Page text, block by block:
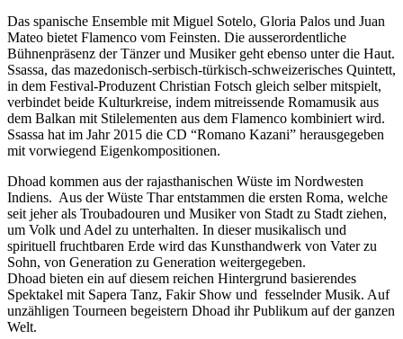
Das spanische Ensemble mit Miguel Sotelo, Gloria Palos und Juan
Mateo bietet Flamenco vom Feinsten. Die ausserordentliche
Bühnenpräsenz der Tänzer und Musiker geht ebenso unter die Haut.
Ssassa, das mazedonisch-serbisch-türkisch-schweizerisches Quintett,
in dem Festival-Produzent Christian Fotsch gleich selber mitspielt,
verbindet beide Kulturkreise, indem mitreissende Romamusik aus
dem Balkan mit Stilelementen aus dem Flamenco kombiniert wird.
Ssassa hat im Jahr 2015 die CD “Romano Kazani” herausgegeben
mit vorwiegend Eigenkompositionen.
Dhoad kommen aus der rajasthanischen Wüste im Nordwesten
Indiens. Aus der Wüste Thar entstammen die ersten Roma, welche
seit jeher als Troubadouren und Musiker von Stadt zu Stadt ziehen,
um Volk und Adel zu unterhalten. In dieser musikalisch und
spirituell fruchtbaren Erde wird das Kunsthandwerk von Vater zu
Sohn, von Generation zu Generation weitergegeben.
Dhoad bieten ein auf diesem reichen Hintergrund basierendes
Spektakel mit Sapera Tanz, Fakir Show und fesselnder Musik. Auf
unzähligen Tourneen begeistern Dhoad ihr Publikum auf der ganzen
Welt.